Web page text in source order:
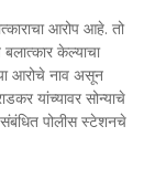
आरोप आहे. तो
केल्याचा
आरोचे नाव असून
यांच्यावर सोन्याचे
संबंधित पोलीस स्टेशनचे